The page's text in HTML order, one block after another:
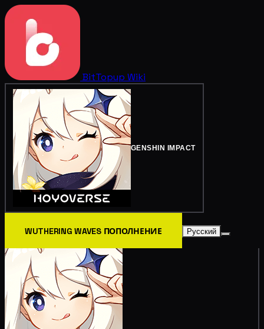
BitTopup Wiki
GENSHIN IMPACT
WUTHERING WAVES ПОПОЛНЕНИЕ Русский